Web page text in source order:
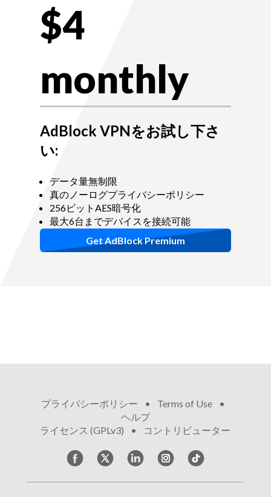
$4
monthly
AdBlock VPNをお試し下さ
い:
データ量無制限
真のノーログプライバシーポリシー
256ビットAES暗号化
最大6台までデバイスを接続可能
Get AdBlock Premium
プライバシーポリシー • Terms of Use
•
ヘルプ
ライセンス (GPLv3) • コントリビューター